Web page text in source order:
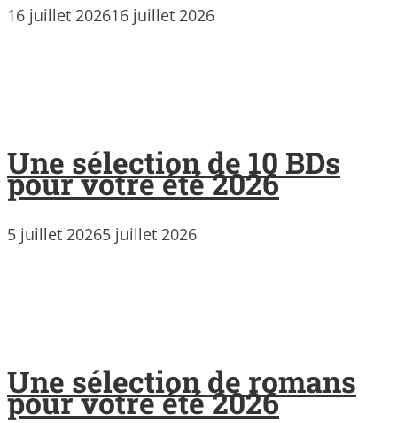
16 juillet 202616 juillet 2026
Une sélection de 10 BDs
pour votre été 2026
5 juillet 20265 juillet 2026
Une sélection de romans
pour votre été 2026